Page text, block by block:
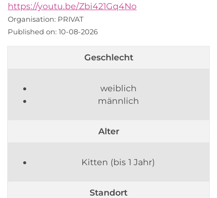
https://youtu.be/Zbi421Gq4No
Organisation: PRIVAT
Published on: 10-08-2026
Geschlecht
weiblich
männlich
Alter
Kitten (bis 1 Jahr)
Standort